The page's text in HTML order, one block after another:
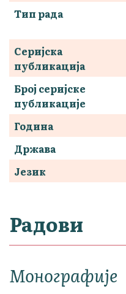
Тип рада
Серијска
публикација
Број серијске
публикације
Година
Држава
Језик
Радови
Монографије